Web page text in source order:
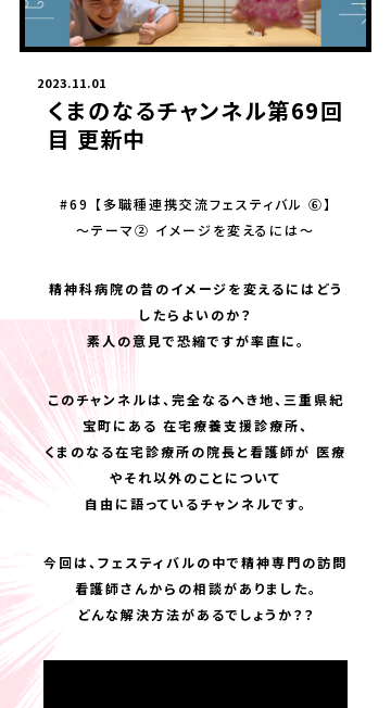
2023.11.01
くまのなるチャンネル第69回
目 更新中
#69 【多職種連携交流フェスティバル ⑥】
～テーマ② イメージを変えるには～
精神科病院の昔のイメージを変えるにはどう
したらよいのか？
素人の意見で恐縮ですが率直に。
このチャンネルは、完全なるへき地、三重県紀
宝町にある 在宅療養支援診療所、
くまのなる在宅診療所の院長と看護師が 医療
やそれ以外のことについて
自由に語っているチャンネルです。
今回は、フェスティバルの中で精神専門の訪問
看護師さんからの相談がありました。
どんな解決方法があるでしょうか？？